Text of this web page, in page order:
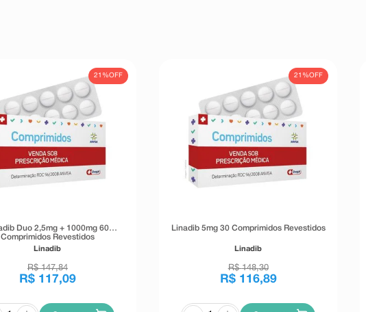
21%OFF
Duo 2,5mg + 1000mg 60
Comprimidos Revestidos
Linadib
R$ 147,84
R$ 117,09
21%OFF
Linadib 5mg 30 Comprimidos Revestidos
Linadib
R$ 148,30
R$ 116,89